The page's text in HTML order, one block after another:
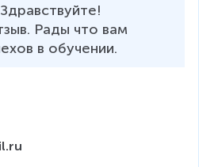
Здравствуйте!
Рады что вам
в обучении.